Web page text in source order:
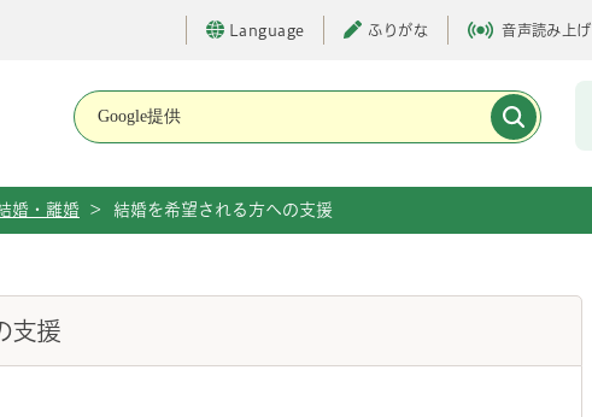
Language ふりがな 音声読み上げ
婚・離婚 > 結婚を希望される方への支援
支援